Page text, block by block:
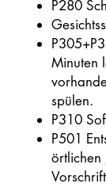
P280
Minuten
spülen.
P310
P501